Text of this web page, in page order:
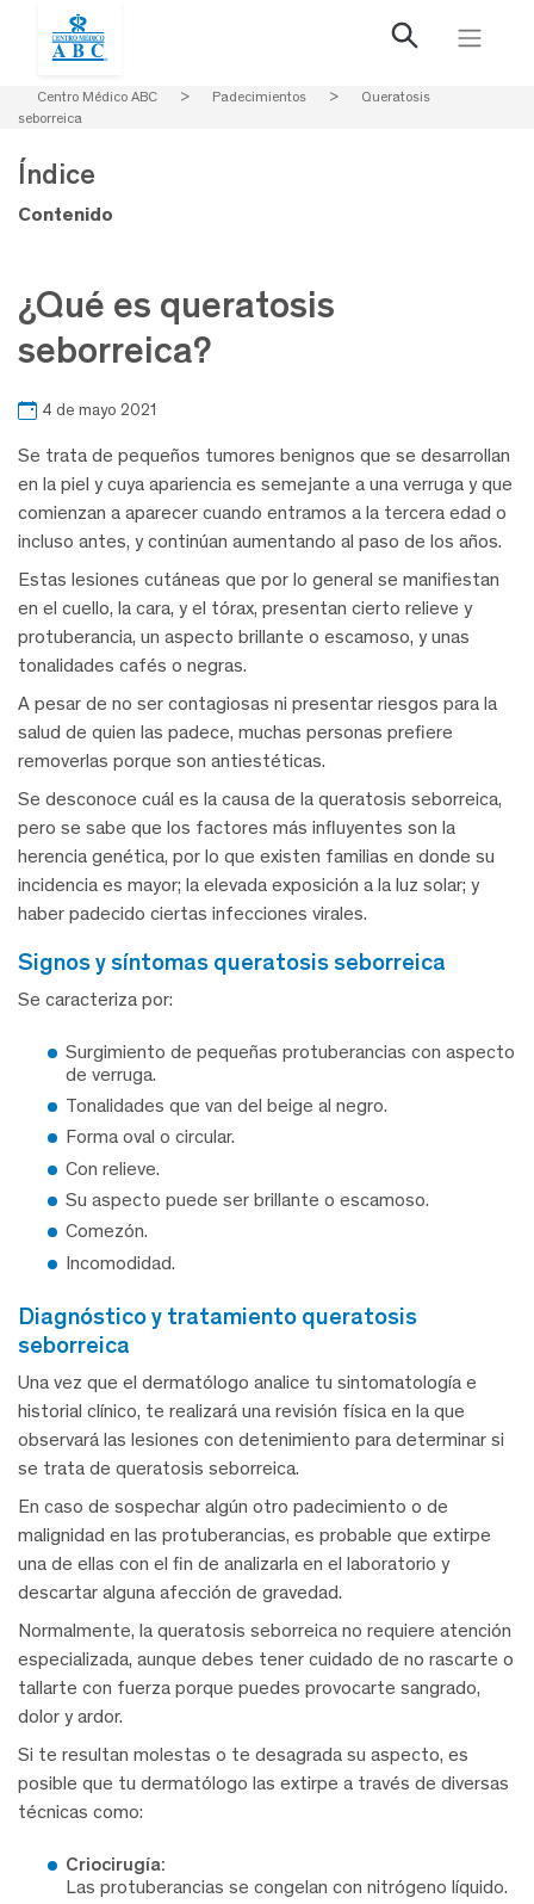
Centro Médico ABC > Padecimientos >
Queratosis
seborreica
¿Qué es queratosis
seborreica?
4 de mayo 2021
Se trata de pequeños tumores benignos que se desarrollan
en la piel y cuya apariencia es semejante a una verruga y que
comienzan a aparecer cuando entramos a la tercera edad o
incluso antes, y continúan aumentando al paso de los años.
Estas lesiones cutáneas que por lo general se manifiestan
en el cuello, la cara, y el tórax, presentan cierto relieve y
protuberancia, un aspecto brillante o escamoso, y unas
tonalidades cafés o negras.
A pesar de no ser contagiosas ni presentar riesgos para la
salud de quien las padece, muchas personas prefiere
removerlas porque son antiestéticas.
Se desconoce cuál es la causa de la queratosis seborreica,
pero se sabe que los factores más influyentes son la
herencia genética, por lo que existen familias en donde su
incidencia es mayor; la elevada exposición a la luz solar; y
haber padecido ciertas infecciones virales.
signos y síntomas queratosis seborreica
Se caracteriza por:
Surgimiento de pequeñas protuberancias con aspecto
de verruga.
Tonalidades que van del beige al negro.
Forma oval o circular.
Con relieve.
Su aspecto puede ser brillante o escamoso.
Comezón.
Incomodidad.
diagnóstico y tratamiento queratosis
seborreica
Una vez que el dermatólogo analice tu sintomatología e
historial clínico, te realizará una revisión física en la que
observará las lesiones con detenimiento para determinar si
se trata de queratosis seborreica.
En caso de sospechar algún otro padecimiento o de
malignidad en las protuberancias, es probable que extirpe
una de ellas con el fin de analizarla en el laboratorio y
descartar alguna afección de gravedad.
Normalmente, la queratosis seborreica no requiere atención
especializada, aunque debes tener cuidado de no rascarte o
tallarte con fuerza porque puedes provocarte sangrado,
dolor y ardor.
Si te resultan molestas o te desagrada su aspecto, es
posible que tu dermatólogo las extirpe a través de diversas
técnicas como:
Criocirugía:
Las protuberancias se congelan con nitrógeno líquido.
Índice
Contenido